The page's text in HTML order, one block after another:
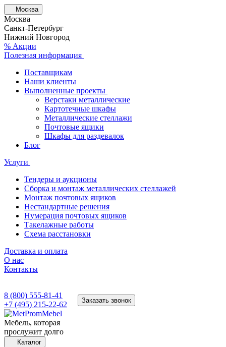
Москва
Москва
Санкт-Петербург
Нижний Новгород
% Акции
Полезная информация
Поставщикам
Наши клиенты
Выполненные проекты
Верстаки металлические
Картотечные шкафы
Металлические стеллажи
Почтовые ящики
Шкафы для раздевалок
Блог
Услуги
Тендеры и аукционы
Сборка и монтаж металлических стеллажей
Монтаж почтовых ящиков
Нестандартные решения
Нумерация почтовых ящиков
Такелажные работы
Схема расстановки
Доставка и оплата
О нас
Контакты
8 (800) 555-81-41
+7 (495) 215-22-62
Заказать звонок
Мебель, которая
прослужит долго
Каталог